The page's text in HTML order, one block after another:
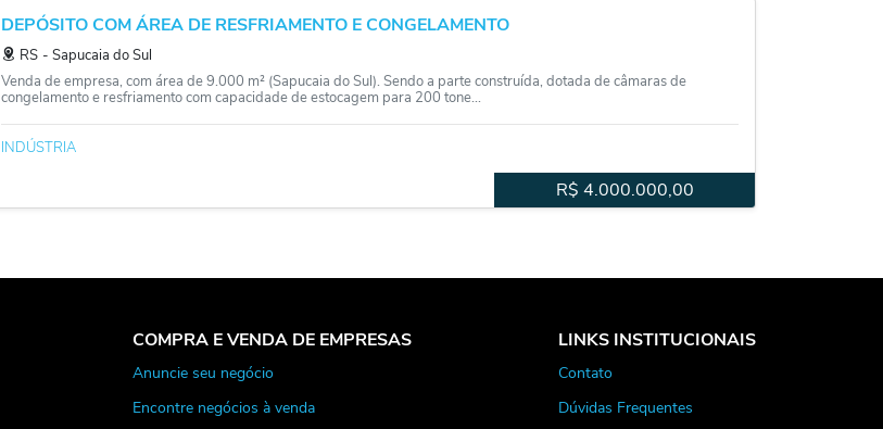
DEPÓSITO COM ÁREA DE RESFRIAMENTO E CONGELAMENTO
RS ‐ Sapucaia do Sul
Venda de empresa, com área de 9.000 m² (Sapucaia do Sul). Sendo a parte construída, dotada de câmaras de
congelamento e resfriamento com capacidade de estocagem para 200 tone...
INDÚSTRIA
R$ 4.000.000,00
COMPRA E VENDA DE EMPRESAS
Anuncie seu negócio
Encontre negócios à venda
LINKS INSTITUCIONAIS
Contato
Dúvidas Frequentes